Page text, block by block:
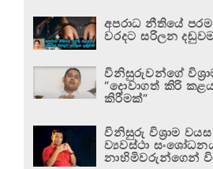
අපරාධ නීතියේ
වරදට සරිලන
විනිසුරුවන්ගේ
“දොවාගත් කිරි
කිරීමක්”
විනිසුරු විශ්‍රාම
ව්‍යවස්ථා
නාහිමිවරුන්ගෙන්